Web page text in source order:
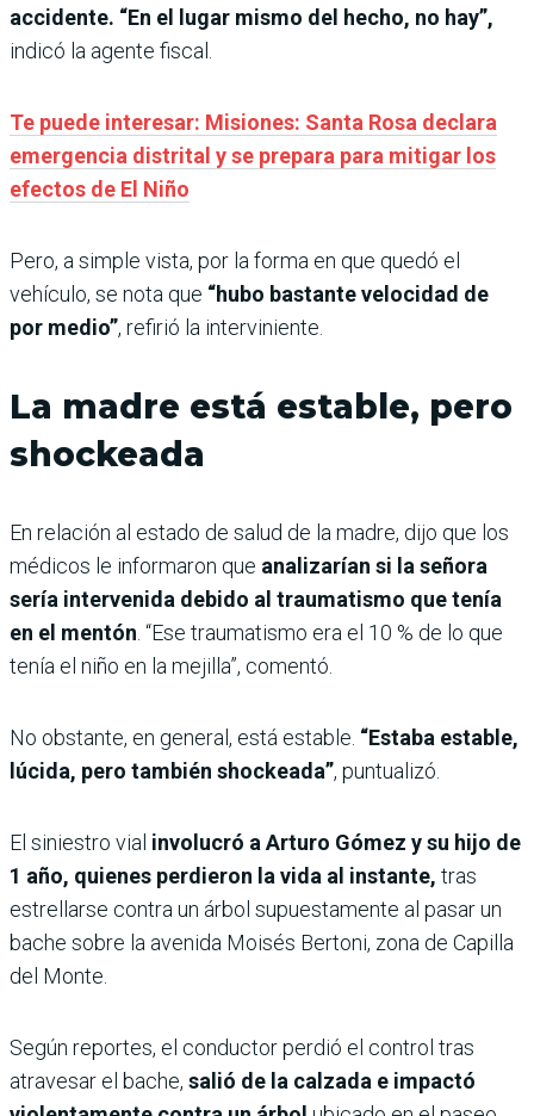
accidente. “En el lugar mismo del hecho, no hay”,
indicó la agente fiscal.
Te puede interesar: Misiones: Santa Rosa declara
emergencia distrital y se prepara para mitigar los
efectos de El Niño
Pero, a simple vista, por la forma en que quedó el
vehículo, se nota que “hubo bastante velocidad de
por medio”, refirió la interviniente.
La madre está estable, pero
shockeada
En relación al estado de salud de la madre, dijo que los
médicos le informaron que analizarían si la señora
sería intervenida debido al traumatismo que tenía
en el mentón . “Ese traumatismo era el 10 % de lo que
tenía el niño en la mejilla”, comentó.
No obstante, en general, está estable. “Estaba estable,
lúcida, pero también shockeada”, puntualizó.
El siniestro vial involucró a Arturo Gómez y su hijo de
1 año, quienes perdieron la vida al instante, tras
estrellarse contra un árbol supuestamente al pasar un
bache sobre la avenida Moisés Bertoni, zona de Capilla
del Monte.
Según reportes, el conductor perdió el control tras
atravesar el bache, salió de la calzada e impactó